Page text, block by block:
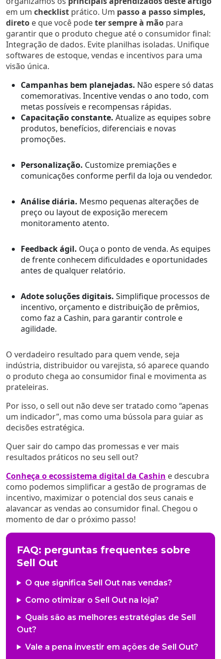
em um checklist prático. Um passo a passo simples,
direto e que você podeter sempre à mão para
garantir que o produto chegue até o consumidor final:
Integração de dados. Evite planilhas isoladas. Unifique
softwares de estoque, vendas e incentivos para uma
visão única.
Campanhas bem planejadas. Não espere só datas
comemorativas. Incentive vendas o ano todo, com
metas possíveis e recompensas rápidas.
Capacitação constante. Atualize as equipes sobre
produtos, benefícios, diferenciais e novas
promoções.
Personalização. Customize premiações e
comunicações conforme perfil da loja ou vendedor.
Análise diária. Mesmo pequenas alterações de
preço ou layout de exposição merecem
monitoramento atento.
Feedback ágil. Ouça o ponto de venda. As equipes
de frente conhecem dificuldades e oportunidades
antes de qualquer relatório.
Adote soluções digitais. Simplifique processos de
incentivo, orçamento e distribuição de prêmios,
como faz a Cashin, para garantir controle e
agilidade.
O verdadeiro resultado para quem vende, seja
indústria, distribuidor ou varejista, só aparece quando
o produto chega ao consumidor final e movimenta as
prateleiras.
Por isso, o sell out não deve ser tratado como “apenas
um indicador”, mas como uma bússola para guiar as
decisões estratégica.
Quer sair do campo das promessas e ver mais
resultados práticos no seu sell out?
Conheça o ecossistema digital da Cashin e descubra
como podemos simplificar a gestão de programas de
incentivo, maximizar o potencial dos seus canais e
alavancar as vendas ao consumidor final. Chegou o
momento de dar o próximo passo!
FAQ: perguntas frequentes sobre
Sell Out
O que significa Sell Out nas vendas?
Como otimizar o Sell Out na loja?
Quais são as melhores estratégias de Sell
Out?
Vale a pena investir em ações de Sell Out?